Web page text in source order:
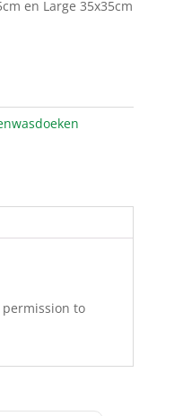
en Large 35x35cm
to